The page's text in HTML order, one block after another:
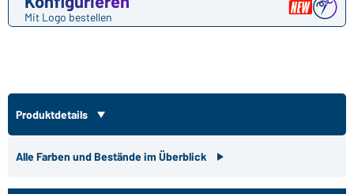
Mit Logo bestellen
Produktdetails
Alle Farben und Bestände im Überblick